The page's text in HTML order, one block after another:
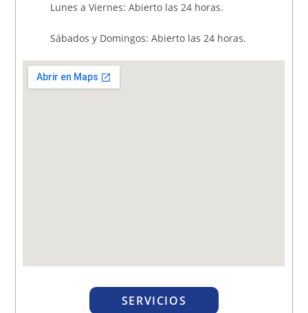
Lunes a Viernes: Abierto las 24 horas.
Sábados y Domingos: Abierto las 24 horas.
SERVICIOS